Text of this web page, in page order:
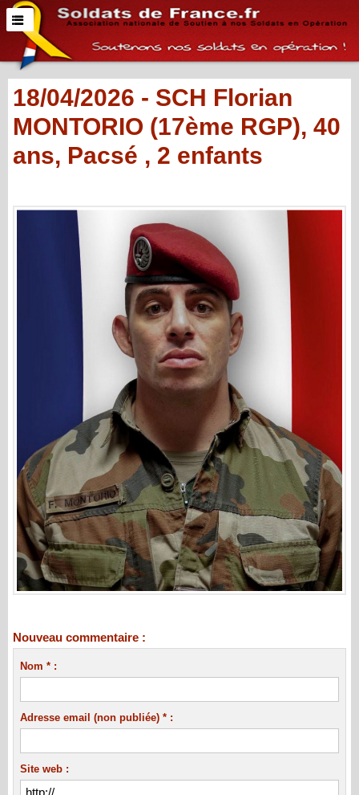
18/04/2026 - SCH Florian
MONTORIO (17ème RGP), 40
ans, Pacsé , 2 enfants
Nouveau commentaire :
Nom * :
Adresse email (non publiée) * :
Site web :